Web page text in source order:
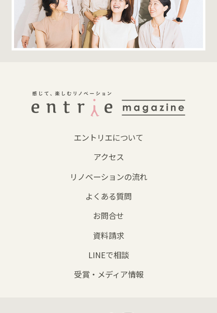
エントリエについて
アクセス
リノベーションの流れ
よくある質問
お問合せ
資料請求
LINEで相談
受賞・メディア情報